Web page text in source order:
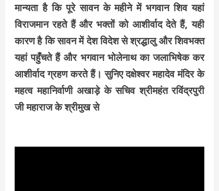
मान्यता है कि पूरे सावन के महीने में भगवान शिव यहां
विराजमान रहते हैं और भक्तों को आशीर्वाद देते हैं, यही
कारण है कि सावन में देश विदेश से श्रद्धालु और शिवभक्त
यहां पहुँचते हैं और भगवान भोलेनाथ का जलाभिषेक कर
आशीर्वाद ग्रहण करते हैं। सुनिए दक्षेश्वर महादेव मंदिर के
महत्व महानिर्वाणी अखाड़े के सचिव श्रीमहंत रविंद्रपुरी
जी महाराज के श्रीमुख से